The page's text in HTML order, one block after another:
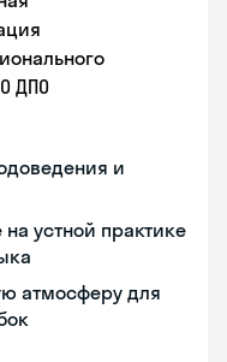
ДПО
и
устной практике
атмосферу для